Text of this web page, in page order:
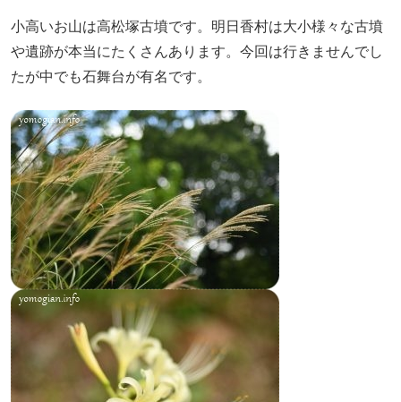
小高いお山は高松塚古墳です。明日香村は大小様々な古墳
や遺跡が本当にたくさんあります。今回は行きませんでし
たが中でも石舞台が有名です。